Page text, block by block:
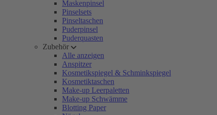
Maskenpinsel
Pinselsets
Pinseltaschen
Puderpinsel
Puderquasten
Zubehör
Alle anzeigen
Anspitzer
Kosmetikspiegel & Schminkspiegel
Kosmetiktaschen
Make-up Leerpaletten
Make-up Schwämme
Blotting Paper